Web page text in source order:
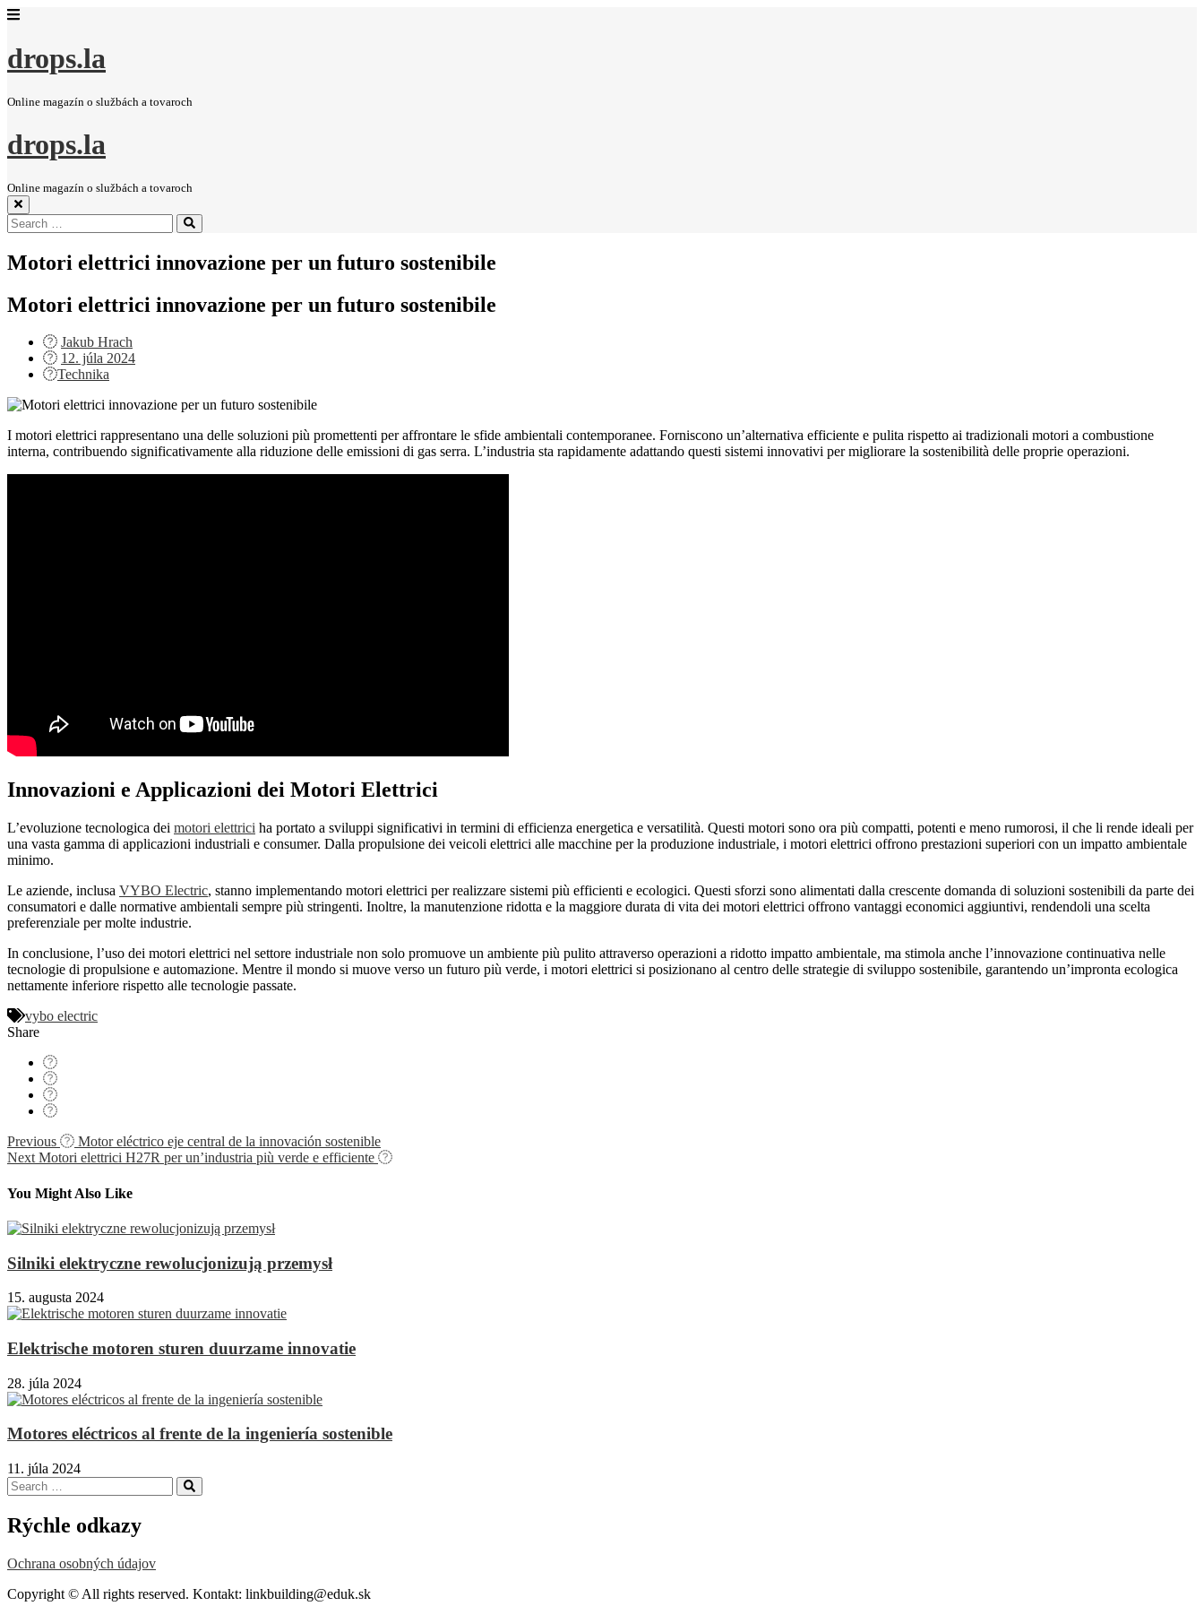
drops.la
Online magazín o službách a tovaroch
drops.la
Online magazín o službách a tovaroch
Search
for:
Search
Motori elettrici innovazione per un futuro sostenibile
Motori elettrici innovazione per un futuro sostenibile
Jakub Hrach
Posted
on
12. júla 2024
Technika
I motori elettrici rappresentano una delle soluzioni più promettenti per affrontare le sfide ambientali contemporanee. Forniscono un’alternativa efficiente e pulita rispetto ai tradizionali motori a combustione
interna, contribuendo significativamente alla riduzione delle emissioni di gas serra. L’industria sta rapidamente adattando questi sistemi innovativi per migliorare la sostenibilità delle proprie operazioni.
Innovazioni e Applicazioni dei Motori Elettrici
L’evoluzione tecnologica dei motori elettrici ha portato a sviluppi significativi in termini di efficienza energetica e versatilità. Questi motori sono ora più compatti, potenti e meno rumorosi, il che li rende ideali per
una vasta gamma di applicazioni industriali e consumer. Dalla propulsione dei veicoli elettrici alle macchine per la produzione industriale, i motori elettrici offrono prestazioni superiori con un impatto ambientale
minimo.
Le aziende, inclusa VYBO Electric, stanno implementando motori elettrici per realizzare sistemi più efficienti e ecologici. Questi sforzi sono alimentati dalla crescente domanda di soluzioni sostenibili da parte dei
consumatori e dalle normative ambientali sempre più stringenti. Inoltre, la manutenzione ridotta e la maggiore durata di vita dei motori elettrici offrono vantaggi economici aggiuntivi, rendendoli una scelta
preferenziale per molte industrie.
In conclusione, l’uso dei motori elettrici nel settore industriale non solo promuove un ambiente più pulito attraverso operazioni a ridotto impatto ambientale, ma stimola anche l’innovazione continuativa nelle
tecnologie di propulsione e automazione. Mentre il mondo si muove verso un futuro più verde, i motori elettrici si posizionano al centro delle strategie di sviluppo sostenibile, garantendo un’impronta ecologica
nettamente inferiore rispetto alle tecnologie passate.
vybo electric
Share
Navigácia
v
článku
Previous
Motor eléctrico eje central de la innovación sostenible
Next Motori elettrici H27R per un’industria più verde e efficiente
You Might Also Like
Silniki elektryczne rewolucjonizują przemysł
15. augusta 2024
Elektrische motoren sturen duurzame innovatie
28. júla 2024
Motores eléctricos al frente de la ingeniería sostenible
11. júla 2024
Search
for:
Search
Rýchle odkazy
Ochrana osobných údajov
Copyright © All rights reserved. Kontakt: linkbuilding@eduk.sk